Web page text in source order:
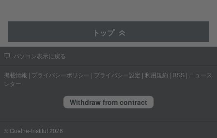
トップ
パソコン表示に戻る
掲載情報 | プライバシーポリシー | プライバシー設定 | 利用規約 | RSS | ニュース
レター
Withdraw from contract
© Goethe-Institut 2026